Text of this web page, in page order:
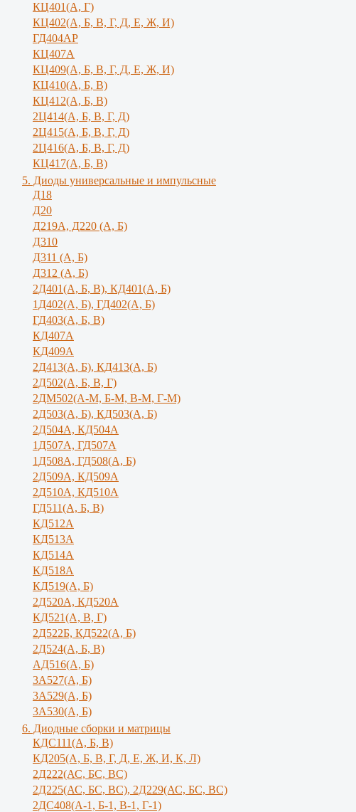
КЦ401(А, Г)
КЦ402(А, Б, В, Г, Д, Е, Ж, И)
ГД404АР
КЦ407А
КЦ409(А, Б, В, Г, Д, Е, Ж, И)
КЦ410(А, Б, В)
КЦ412(А, Б, В)
2Ц414(А, Б, В, Г, Д)
2Ц415(А, Б, В, Г, Д)
2Ц416(А, Б, В, Г, Д)
КЦ417(А, Б, В)
5. Диоды универсальные и импульсные
Д18
Д20
Д219А, Д220 (А, Б)
Д310
Д311 (А, Б)
Д312 (А, Б)
2Д401(А, Б, В), КД401(А, Б)
1Д402(А, Б), ГД402(А, Б)
ГД403(А, Б, В)
КД407А
КД409А
2Д413(А, Б), КД413(А, Б)
2Д502(А, Б, В, Г)
2ДМ502(А-М, Б-М, В-М, Г-М)
2Д503(А, Б), КД503(А, Б)
2Д504А, КД504А
1Д507А, ГД507А
1Д508А, ГД508(А, Б)
2Д509А, КД509А
2Д510А, КД510А
ГД511(А, Б, В)
КД512А
КД513А
КД514А
КД518А
КД519(А, Б)
2Д520А, КД520А
КД521(А, В, Г)
2Д522Б, КД522(А, Б)
2Д524(А, Б, В)
АД516(А, Б)
3А527(А, Б)
3А529(А, Б)
3A530(A, Б)
6. Диодные сборки и матрицы
КДС111(А, Б, B)
КД205(А, Б, В, Г, Д, Е, Ж, И, К, Л)
2Д222(АС, БС, ВС)
2Д225(АС, БС, ВС), 2Д229(АС, БС, ВС)
2ДС408(А-1, Б-1, В-1, Г-1)